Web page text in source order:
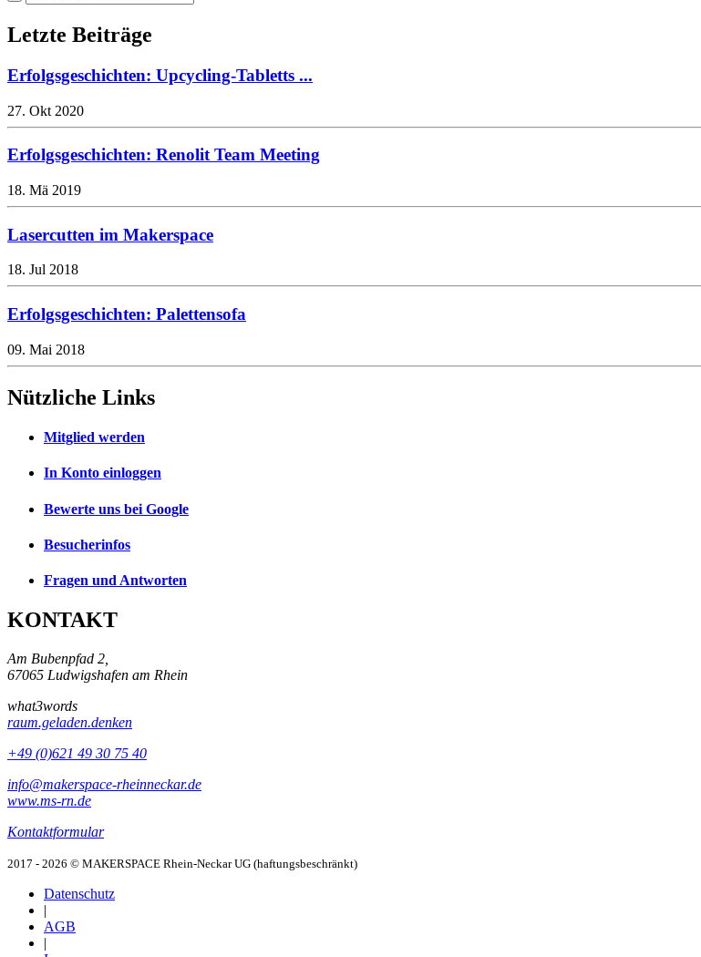
Letzte Beiträge
Erfolgsgeschichten: Upcycling-Tabletts ...
27. Okt 2020
Erfolgsgeschichten: Renolit Team Meeting
18. Mä 2019
Lasercutten im Makerspace
18. Jul 2018
Erfolgsgeschichten: Palettensofa
09. Mai 2018
Nützliche Links
Mitglied werden
In Konto einloggen
Bewerte uns bei Google
Besucherinfos
Fragen und Antworten
KONTAKT
Am Bubenpfad 2,
67065 Ludwigshafen am Rhein
what3words
raum.geladen.denken
+49 (0)621 49 30 75 40
info@makerspace-rheinneckar.de
www.ms-rn.de
Kontaktformular
2017 - 2026 © MAKERSPACE Rhein-Neckar UG (haftungsbeschränkt)
Datenschutz
|
AGB
|